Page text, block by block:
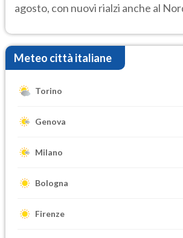
agosto, con nuovi rialzi anche al
Meteo città italiane
Torino
Genova
Milano
Bologna
Firenze